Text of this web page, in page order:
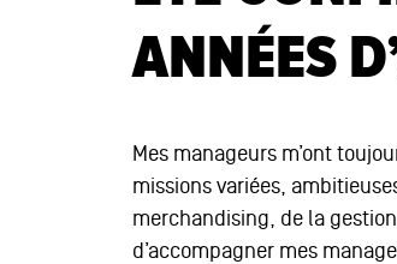
ANNÉES
Mes manageurs m’ont
missions variées,
merchandising, de la
d’accompagner mes